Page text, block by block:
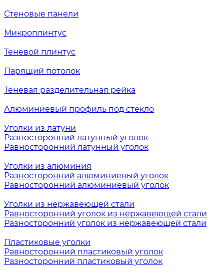
Стеновые панели
Микроплинтус
Теневой плинтус
Парящий потолок
Теневая разделительная рейка
Алюминиевый профиль под стекло
Уголки из латуни
Разносторонний латунный уголок
Равносторонний латунный уголок
Уголки из алюминия
Разносторонний алюминиевый уголок
Равносторонний алюминиевый уголок
Уголки из нержавеющей стали
Равносторонний уголок из нержавеющей стали
Разносторонний уголок из нержавеющей стали
Пластиковые уголки
Равносторонний пластиковый уголок
Разносторонний пластиковый уголок